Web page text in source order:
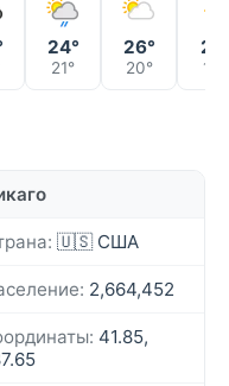
24°
21°
26°
20°
21°
17°
🇺🇸 США
2,664,452
41.85,